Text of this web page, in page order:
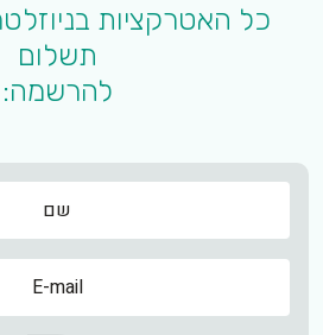
כל האטרקציות
תשלום
להרשמה:
שם
שם